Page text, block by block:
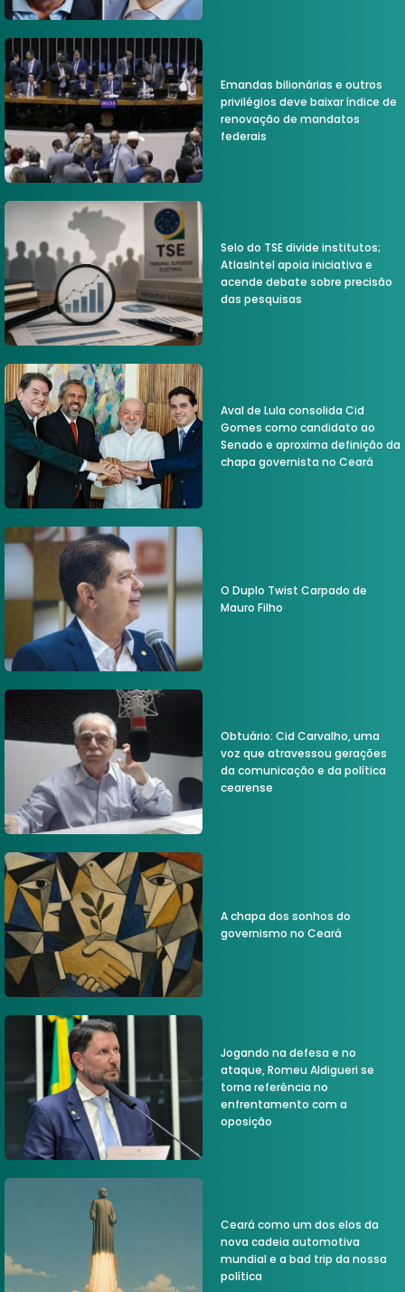
Emandas bilionárias e outros
privilégios deve baixar índice de
renovação de mandatos
federais
Selo do TSE divide institutos;
AtlasIntel apoia iniciativa e
acende debate sobre precisão
das pesquisas
Aval de Lula consolida Cid
Gomes como candidato ao
Senado e aproxima definição da
chapa governista no Ceará
O Duplo Twist Carpado de
Mauro Filho
Obtuário: Cid Carvalho, uma
voz que atravessou gerações
da comunicação e da política
cearense
A chapa dos sonhos do
governismo no Ceará
Jogando na defesa e no
ataque, Romeu Aldigueri se
torna referência no
enfrentamento com a
oposição
Ceará como um dos elos da
nova cadeia automotiva
mundial e a bad trip da nossa
política